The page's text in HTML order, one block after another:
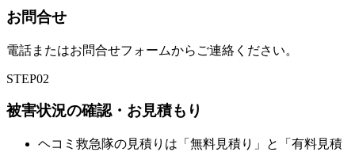
お問合せ
電話またはお問合せフォームからご連絡ください。
STEP02
被害状況の確認・お見積もり
ヘコミ救急隊の見積りは「無料見積り」と「有料見積